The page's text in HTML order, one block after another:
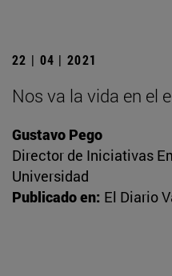
22 | 04 | 2021
Nos va la vida en el
Gustavo Pego
Director de Iniciativas
Universidad
Publicado en: El Diario